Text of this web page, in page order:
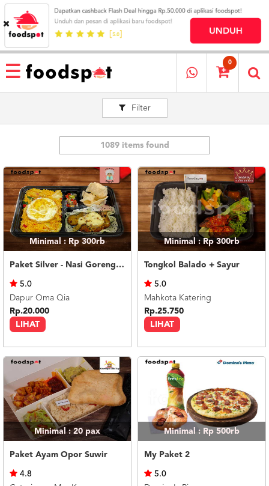
HOME
MENU
RESTAURANT
MEREKA
KATALOG
LOYALTY
PROGRAM
ABOUT
BLOG
TERMS
CENTER
021
5091
3494
LOGIN
DAFTAR
0
Filter
1089 items found
Minimal : Rp 300rb
Paket Silver - Nasi Goreng Nanas Geprek Mozza
LIHAT
5.0
Dapur Oma Qia
Rp.20.000
Minimal : Rp 300rb
Tongkol Balado + Sayur
LIHAT
5.0
Mahkota Katering
Rp.25.750
Minimal : 20pax
Paket Ayam Opor Suwir
4.8
Minimal : Rp 500rb
My Paket 2
5.0